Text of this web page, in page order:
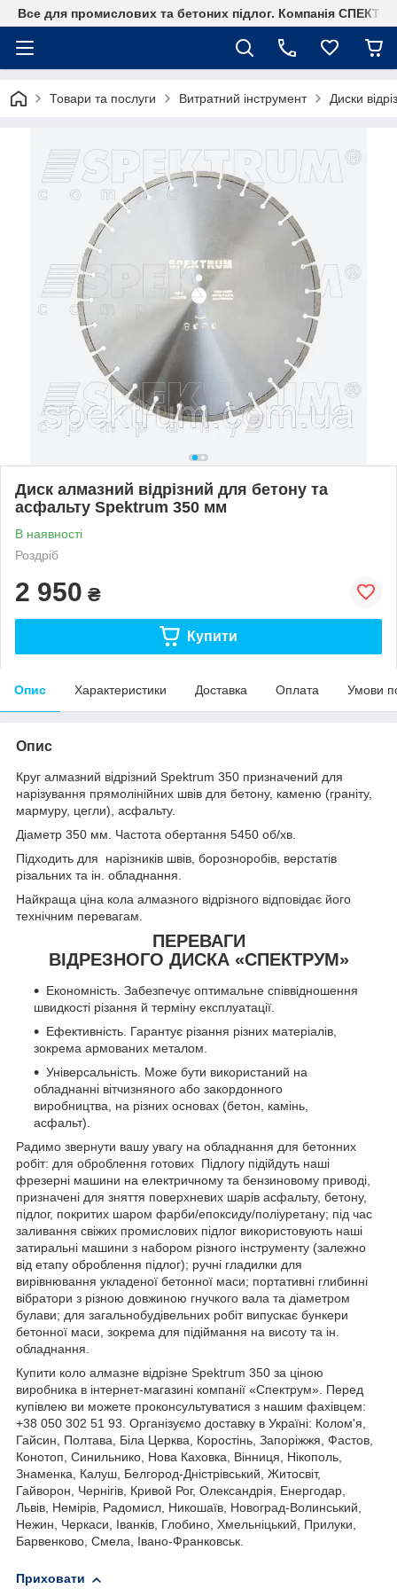
Все для промислових та бетоних підлог. Компанія
Товари та послуги Витратний інструмент Диски
Диск алмазний відрізний для бетону та
асфальту Spektrum 350 мм
В наявності
Роздріб
2 950 ₴
Купити
Опис Характеристики Доставка Оплата Умови
Опис
Круг алмазний відрізний Spektrum 350 призначений для
нарізування прямолінійних швів для бетону, каменю (граніту,
мармуру, цегли), асфальту.
Діаметр 350 мм. Частота обертання 5450 об/хв.
Підходить для нарізників швів, борозноробів, верстатів
різальних та ін. обладнання.
Найкраща ціна кола алмазного відрізного відповідає його
технічним перевагам.
ПЕРЕВАГИ
ВІДРЕЗНОГО ДИСКА «СПЕКТРУМ»
Економність. Забезпечує оптимальне співвідношення
швидкості різання й терміну експлуатації.
Ефективність. Гарантує різання різних матеріалів,
зокрема армованих металом.
Універсальність. Може бути використаний на
обладнанні вітчизняного або закордонного
виробництва, на різних основах (бетон, камінь,
асфальт).
Радимо звернути вашу увагу на обладнання для бетонних
робіт: для оброблення готових Підлогу підійдуть наші
фрезерні машини на електричному та бензиновому приводі,
призначені для зняття поверхневих шарів асфальту, бетону,
підлог, покритих шаром фарби/епоксиду/поліуретану; під час
заливання свіжих промислових підлог використовують наші
затиральні машини з набором різного інструменту (залежно
від етапу оброблення підлог); ручні гладилки для
вирівнювання укладеної бетонної маси; портативні глибинні
вібратори з різною довжиною гнучкого вала та діаметром
булави; для загальнобудівельних робіт випускає бункери
бетонної маси, зокрема для підіймання на висоту та ін.
обладнання.
Купити коло алмазне відрізне Spektrum 350 за ціною
виробника в інтернет-магазині компанії «Спектрум». Перед
купівлею ви можете проконсультуватися з нашим фахівцем:
+38 050 302 51 93. Організуємо доставку в Україні: Колом'я,
Гайсин, Полтава, Біла Церква, Коростінь, Запоріжжя, Фастов,
Конотоп, Синильнико, Нова Каховка, Вінниця, Нікополь,
Знаменка, Калуш, Белгород-Дністрівський, Житосвіт,
Гайворон, Чернігів, Кривой Рог, Олександрія, Енергодар,
Львів, Немірів, Радомисл, Никошаїв, Новоград-Волинський,
Нежин, Черкаси, Іванків, Глобино, Хмельніцький, Прилуки,
Барвенково, Смела, Івано-Франковськ.
Приховати